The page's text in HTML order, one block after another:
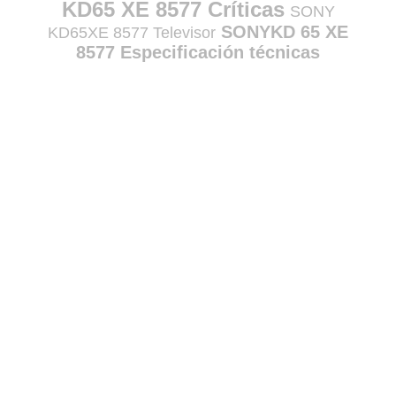
KD65 XE 8577 Críticas SONY
KD65XE 8577 Televisor SONYKD 65 XE
8577 Especificación técnicas